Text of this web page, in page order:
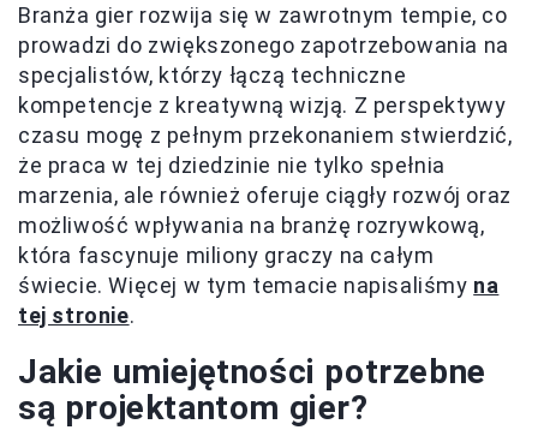
Branża gier rozwija się w zawrotnym tempie, co
prowadzi do zwiększonego zapotrzebowania na
specjalistów, którzy łączą techniczne
kompetencje z kreatywną wizją. Z perspektywy
czasu mogę z pełnym przekonaniem stwierdzić,
że praca w tej dziedzinie nie tylko spełnia
marzenia, ale również oferuje ciągły rozwój oraz
możliwość wpływania na branżę rozrywkową,
która fascynuje miliony graczy na całym
świecie. Więcej w tym temacie napisaliśmy na
tej stronie.
Jakie umiejętności potrzebne
są projektantom gier?